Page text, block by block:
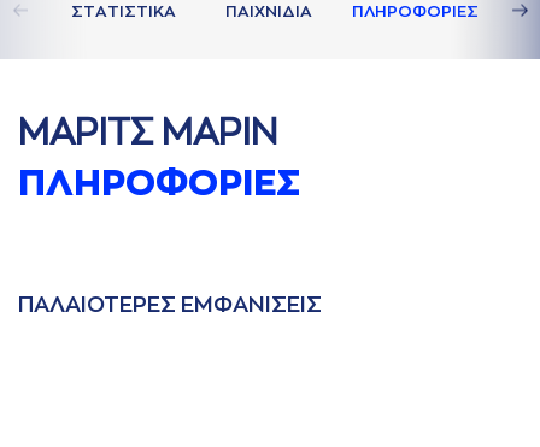
ΣΤAΤΙΣΤΙΚA ΠAΙΧΝΙΔΙA ΠΛΗΡΟΦΟΡΙΕΣ
ΜAΡΙΤΣ ΜAΡΙΝ
ΠΛΗΡΟΦΟΡΙΕΣ
ΠAΛAΙΟΤΕΡΕΣ ΕΜΦAΝΙΣΕΙΣ